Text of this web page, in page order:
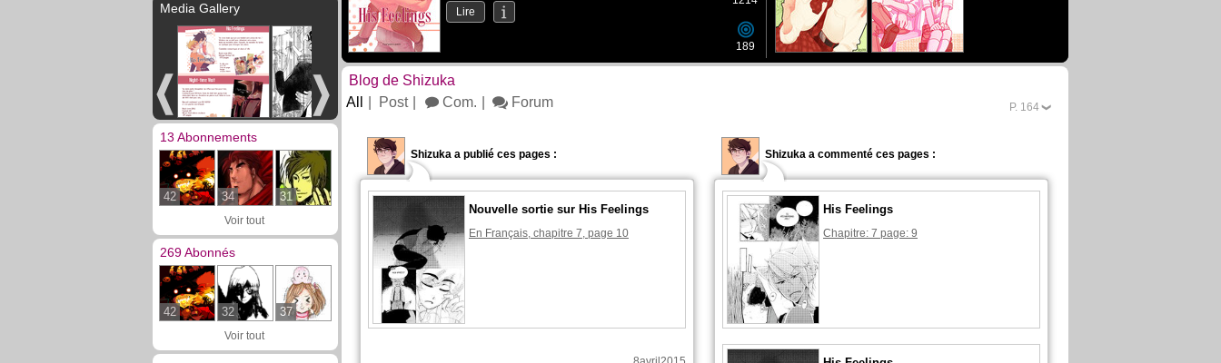
Media Gallery
13 Abonnements
42 34 31
Voir tout
269 Abonnés
42 32 37
Voir tout
189
Lire
Blog de Shizuka
P. 2
All Post Com. Forum
Shizuka a publié ces pages :
Nouvelle sortie sur His Feelings
En Français, chapitre 7, page 10
Shizuka a commenté ces pages :
His Feelings
Chapitre: 7 page: 9